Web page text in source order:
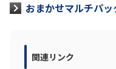
NTTドコモビジネスの
まはこちら
おまかせマルチパ
関連リンク